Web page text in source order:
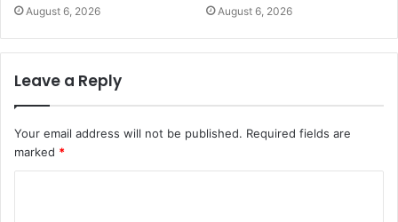
August 6, 2026 August 6, 2026
Leave a Reply
Your email address will not be published. Required fields are
marked *